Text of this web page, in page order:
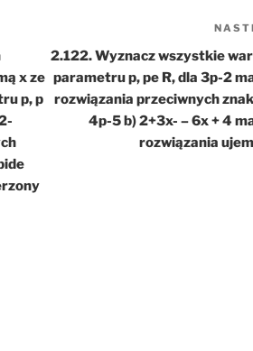
x ze
p, p
2.122. Wyznacz wszystkie
parametru p, pe R, dla 3p-2
rozwiązania przeciwnych
4p-5 b) 2+3x- – 6x + 4
rozwiązania